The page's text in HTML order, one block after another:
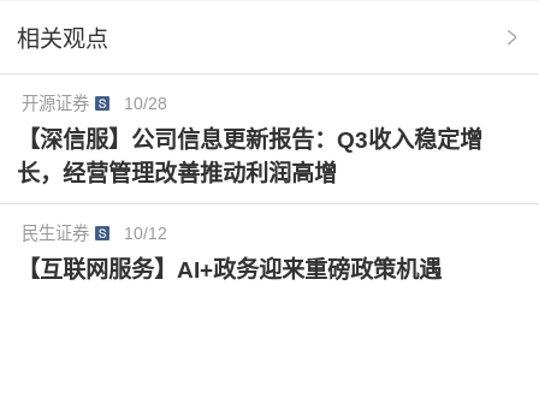
相关观点
开源证券 10/28
【深信服】公司信息更新报告：Q3收入稳定增
长，经营管理改善推动利润高增
民生证券 10/12
【互联网服务】AI+政务迎来重磅政策机遇